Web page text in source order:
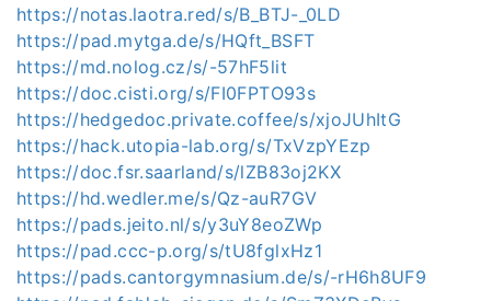
https://notas.laotra.red/s/B_BTJ-_0LD
https://pad.mytga.de/s/HQft_BSFT
https://md.nolog.cz/s/-57hF5lit
https://doc.cisti.org/s/FI0FPTO93s
https://hedgedoc.private.coffee/s/xjoJUhItG
https://hack.utopia-lab.org/s/TxVzpYEzp
https://doc.fsr.saarland/s/lZB83oj2KX
https://hd.wedler.me/s/Qz-auR7GV
https://pads.jeito.nl/s/y3uY8eoZWp
https://pad.ccc-p.org/s/tU8fglxHz1
https://pads.cantorgymnasium.de/s/-rH6h8UF9